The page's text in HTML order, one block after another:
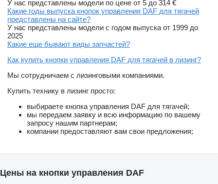
У нас представлены модели по цене от 5 до 314 €
Какие годы выпуска кнопок управления DAF для тягачей
представлены на сайте?
У нас представлены модели с годом выпуска от 1999 до
2025
Какие еще бывают виды запчастей?
Как купить кнопки управления DAF для тягачей в лизинг?
Мы сотрудничаем с лизинговыми компаниями.
Купить технику в лизинг просто:
выбираете кнопка управления DAF для тягачей;
мы передаем заявку и всю информацию по вашему
запросу нашим партнерам;
компании предоставляют вам свои предложения;
Цены на кнопки управления DAF